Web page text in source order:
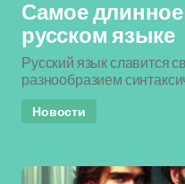
Самое
русском языке
Русский язык славится
разнообразием
Новости